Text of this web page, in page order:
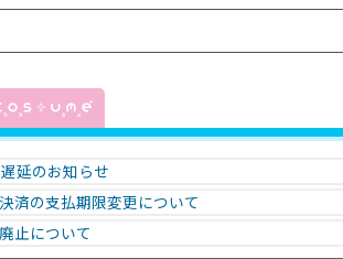
延のお知らせ
済の支払期限変更について
止について